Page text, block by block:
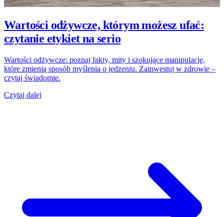
Wartości odżywcze, którym możesz ufać:
czytanie etykiet na serio
Wartości odżywcze: poznaj fakty, mity i szokujące manipulacje,
które zmienią sposób myślenia o jedzeniu. Zainwestuj w zdrowie –
czytaj świadomie.
Czytaj dalej